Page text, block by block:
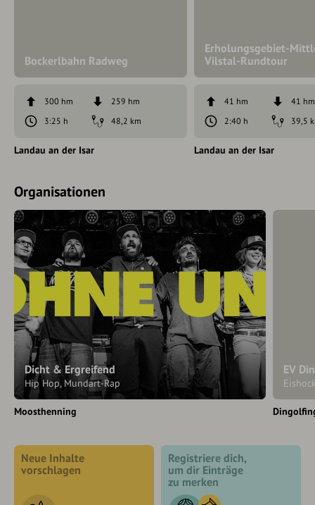
Bockerlbahn Radweg
300 hm
259 hm
3:25 h
48,2 km
Landau an der Isar
Erholungsgebiet-
Vilstal-Rundtour
41 hm
41 hm
2:40 h
39,5
Landau an der Isar
Organisationen
Dicht & Ergreifend
Hip Hop, Mundart-Rap
Moosthenning
EV
Neue Inhalte
vorschlagen
Registriere dich,
um dir Einträge
zu merken